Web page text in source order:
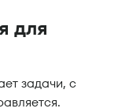
для
задачи, с